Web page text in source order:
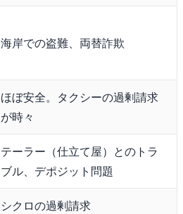
海岸での盗難、両替詐欺
ほぼ安全。タクシーの過剰請求
が時々
テーラー（仕立て屋）とのトラ
ブル、デポジット問題
シクロの過剰請求